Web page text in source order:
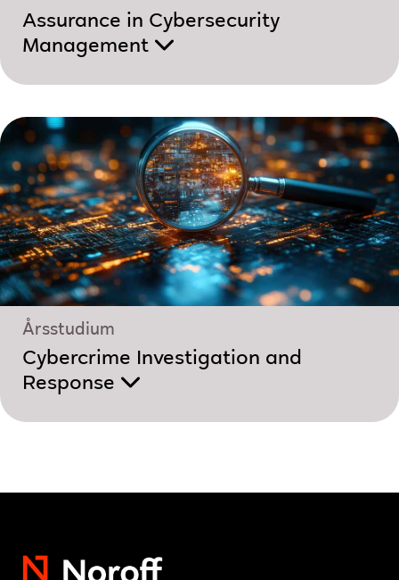
Assurance in Cybersecurity
Management
Årsstudium
Cybercrime Investigation and
Response